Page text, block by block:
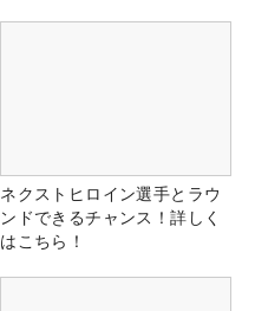
ネクストヒロイン選手とラウ
ンドできるチャンス！詳しく
はこちら！